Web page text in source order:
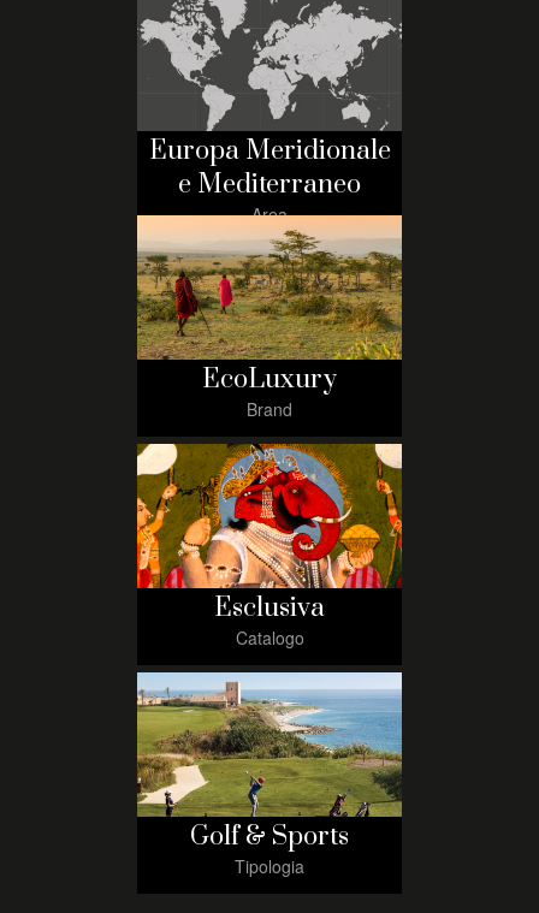
Europa Meridionale
e Mediterraneo
Area
EcoLuxury
Brand
Esclusiva
Catalogo
Golf & Sports
Tipologia